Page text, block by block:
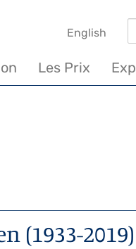
English
Les Prix
(1933-